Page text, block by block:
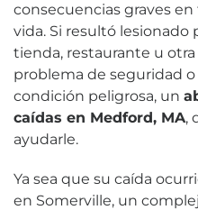
consecuencias graves
vida. Si resultó
tienda, restaurante u
problema de seguridad
condición peligrosa, un
caídas en Medford, MA,
ayudarle.
Ya sea que su caída
en Somerville, un